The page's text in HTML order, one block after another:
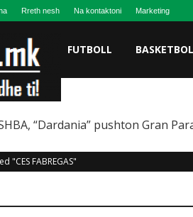
Rreth nesh Na kontaktoni Marketing
FUTBOLL
“Dardania” pushton Gran
"CES FABREGAS"